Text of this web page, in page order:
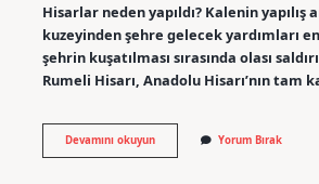
Hisarlar neden yapıldı? Kalenin yapılış
kuzeyinden şehre gelecek yardımları
şehrin kuşatılması sırasında olası
Rumeli Hisarı, Anadolu Hisarı’nın tam
Devamını okuyunAnadolu
Ve
Yorum Bırak